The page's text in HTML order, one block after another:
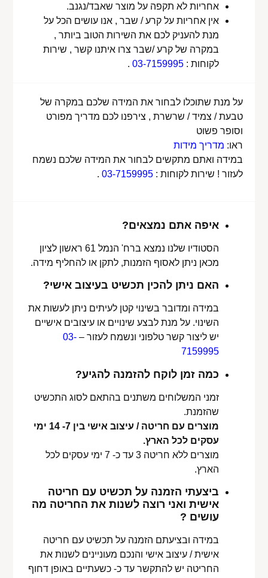
אחריות לא תקפה על מוצר שאבד/נגנב.
אין אחריות על קרע / שבר , אנו עושים הכל על
מנת להעניק לכם את השירות הטוב ביותר ,
במקרה של קרע /שבר צרו איתנו קשר , שירות
לקוחות :03-7159995
.
על מנת שתוכלו לבחור את המידה שלכם במקרה של
טבעת / צמיד / שרשרת , צירפנו לכם מדריך מפורט
וסופר פשוט
ראו: מדריך מידות
במידה ואתם מתקשים לבחור את המידה שלכם נשמח
לעזור ! שירות לקוחות :03-7159995
.
איפה אתם נמצאים?
הסטודיו שלנו נמצא ברח' הנמל 61 ראשון לציון
מכאן ניתן לאסוף הזמנות, לתקן או להחליף מידה.
האם ניתן להכין תכשיט בעיצוב אישי?
במידה ומדובר בשינוי קטן לעיתים ניתן לעשות את
השינוי. על מנת לבצע שינויים או עיצובים אישיים
יש ליצור קשר טלפוני ונשמח לעזור –03-
7159995
כמה זמן לוקח להזמנה להגיע?
זמני המשלוחים משתנים בהתאם לסוג התכשיט
שהזמנת.
מוצרים עם חריטה / עיצוב אישי בין 7- 14 ימי
עסקים לכל הארץ.
מוצרים ללא חריטה 3 עד כ- 7 ימי עסקים לכל
הארץ.
ביצעתי הזמנה על תכשיט עם חריטה
אישית ואני רוצה לשנות את החריטה מה
עושים ?
במידה ובציעתם הזמנה על תכשיט עם חריטה
אישית / עיצוב אישי והנכם מעוניינים לשנות את
החריטה יש להתקשר עד כ- כשעתיים באופן דחוף